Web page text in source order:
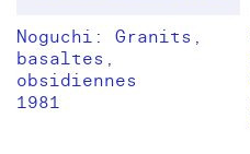
Noguchi: Granits,
basaltes,
obsidiennes
1981